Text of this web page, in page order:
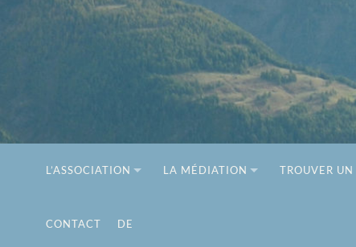
L’ASSOCIATION LA MÉDIATION TROUVER
CONTACT DE